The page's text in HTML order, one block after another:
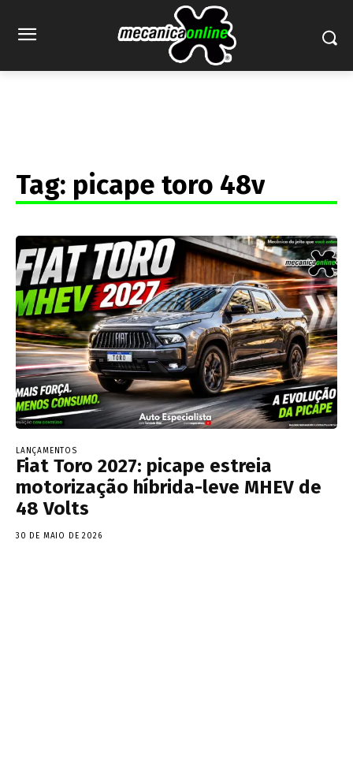
Tag: picape toro 48v
LANÇAMENTOS
Fiat Toro 2027: picape estreia
motorização híbrida-leve MHEV de
48 Volts
30 DE MAIO DE 2026